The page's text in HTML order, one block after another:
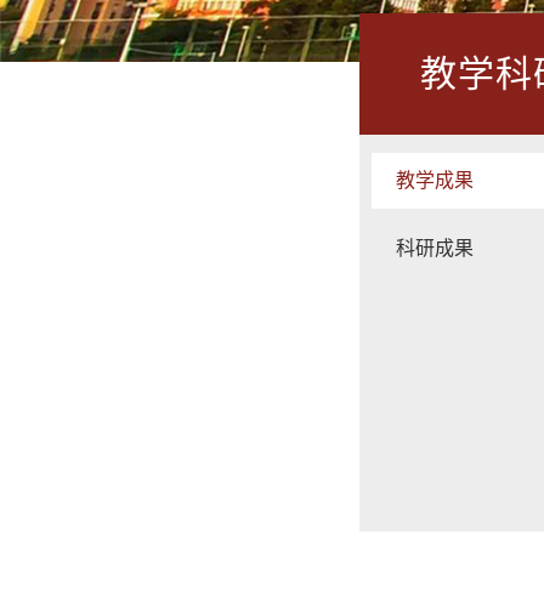
教学科
教学成果
科研成果